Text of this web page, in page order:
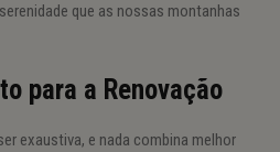
que as nossas montanhas
para a Renovação
exaustiva, e nada combina melhor